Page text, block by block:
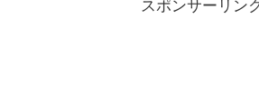
スポンサーリン